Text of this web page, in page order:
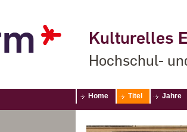
Kulturelles
Hochschul-
Home Titel Jahre